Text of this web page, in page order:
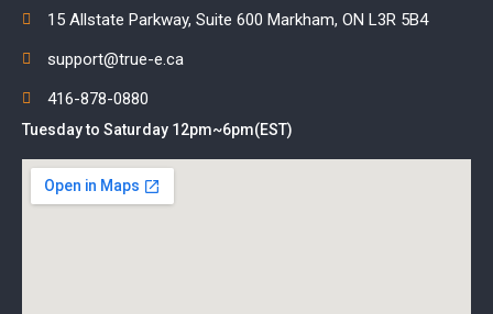
15 Allstate Parkway, Suite 600 Markham, ON L3R 5B4
support@true-e.ca
416-878-0880
Tuesday to Saturday 12pm~6pm(EST)